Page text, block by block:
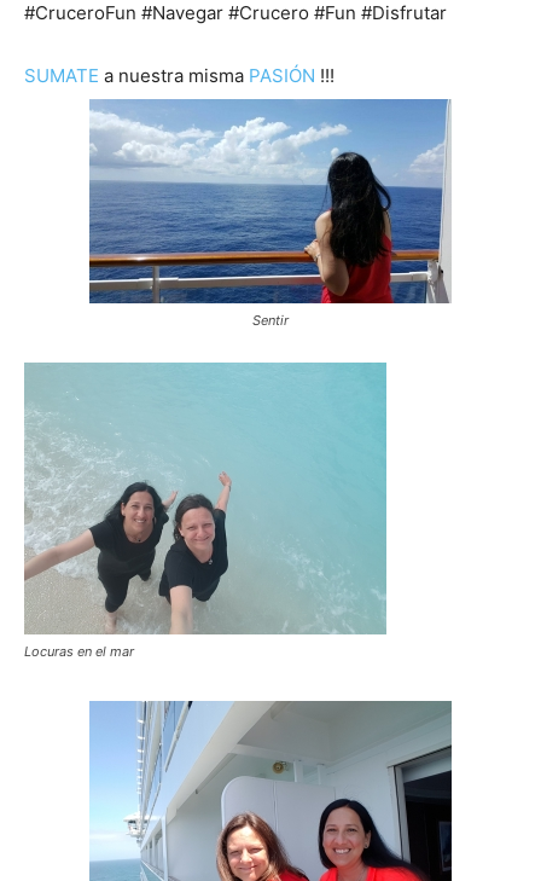
#CruceroFun #Navegar #Crucero #Fun #Disfrutar
SUMATE a nuestra misma PASIÓN !!!
Sentir
Locuras en el mar